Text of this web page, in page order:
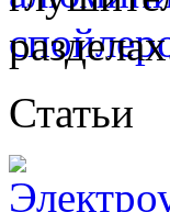
Статьи